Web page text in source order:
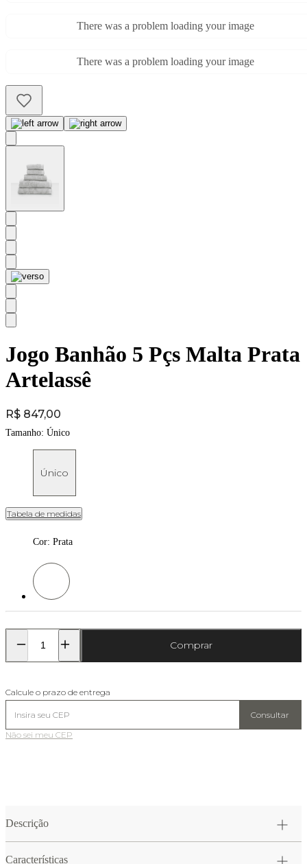
There was a problem loading your image
There was a problem loading your image
Jogo Banhão 5 Pçs Malta Prata
Artelassê
Price:
R$ 847,00
Tamanho: Único
Único
Tabela de medidas
Cor: Prata
Cor: Prata
Comprar
Calcule o prazo de entrega
Consultar
Não sei meu CEP
Descrição
Características